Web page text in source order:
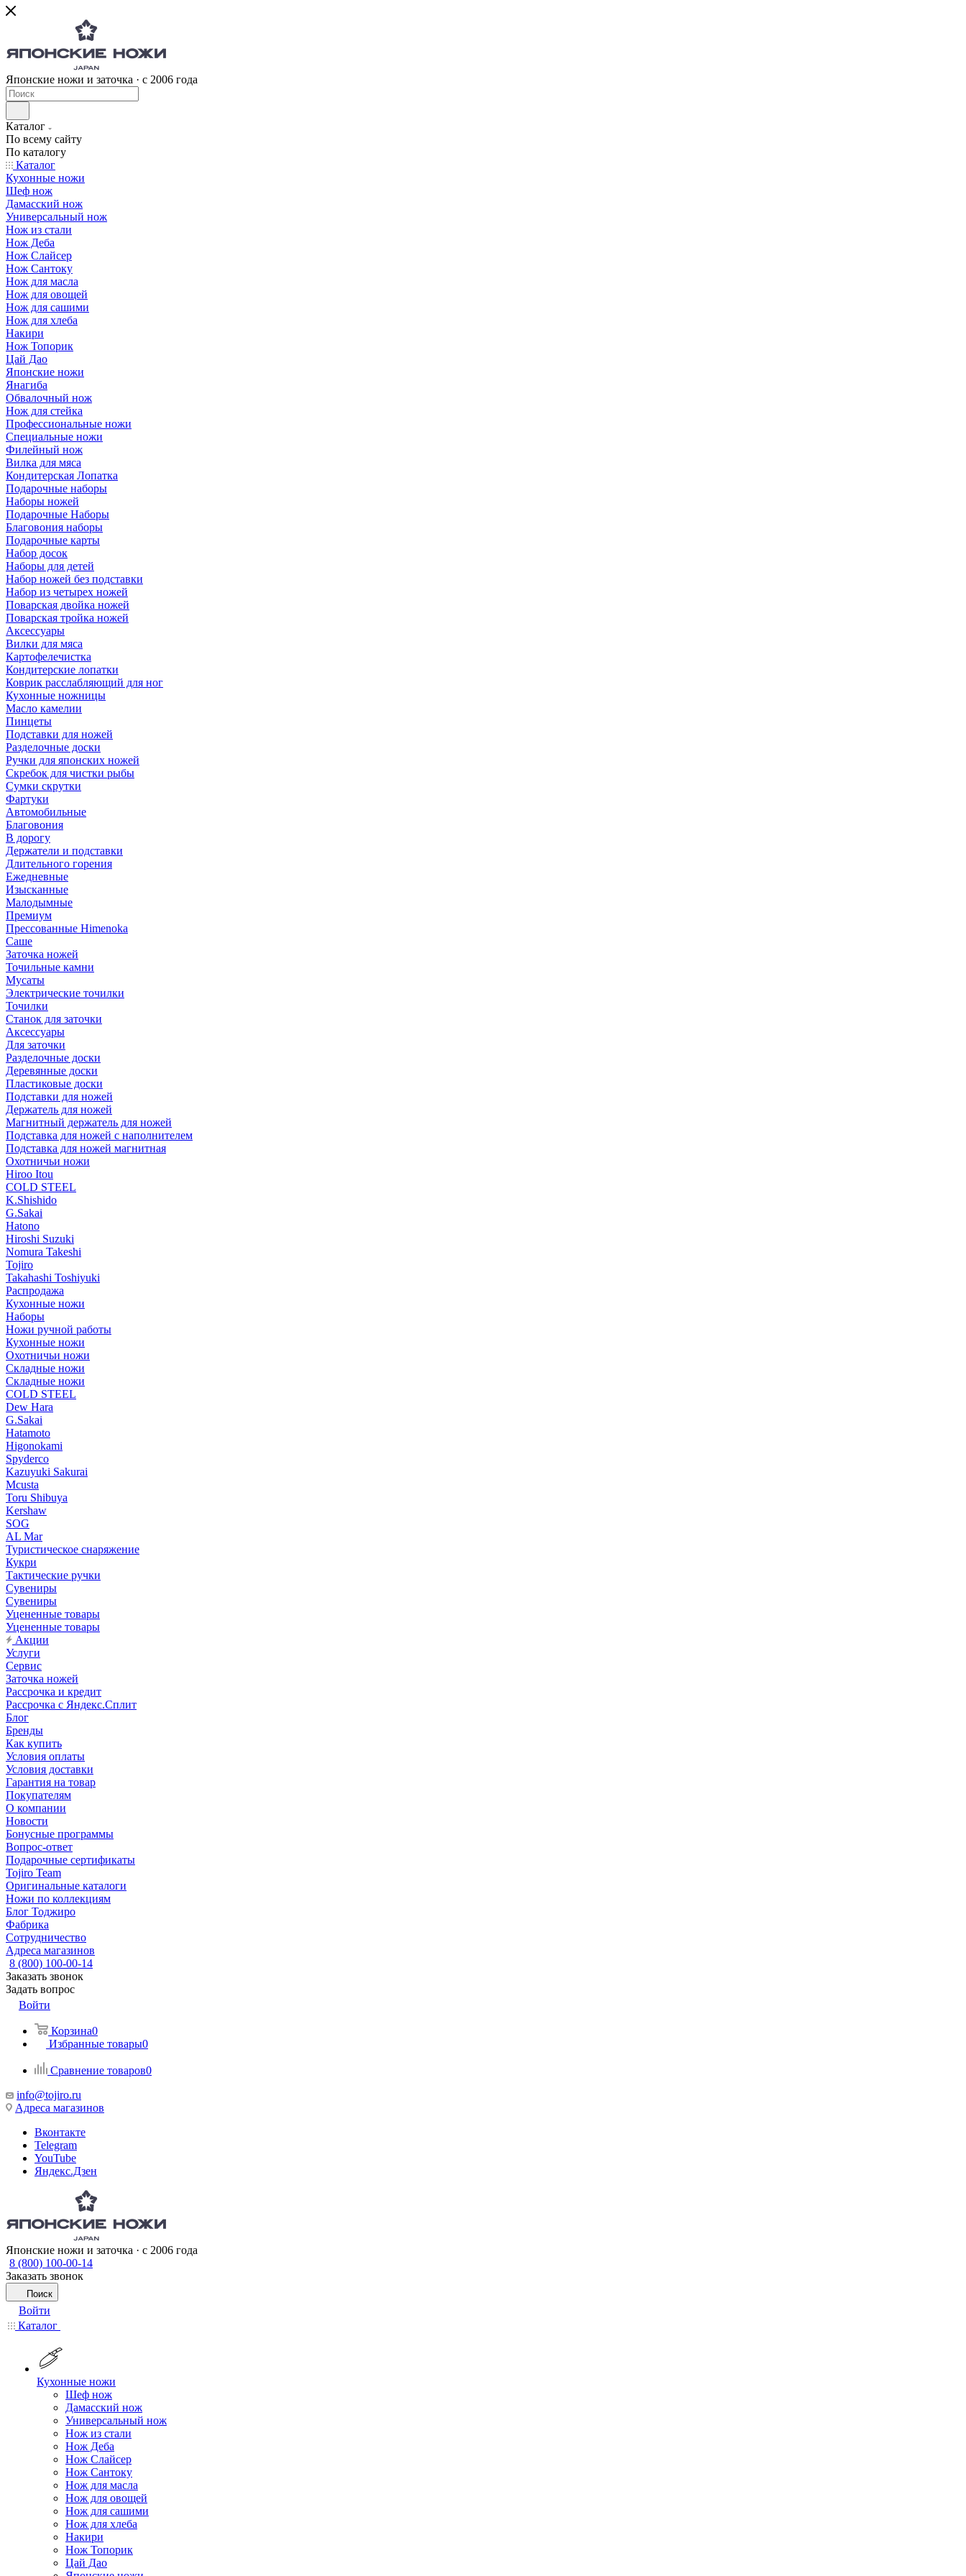
Японские ножи и заточка · с 2006 года
Каталог
По всему сайту
По каталогу
Каталог
Кухонные ножи
Шеф нож
Дамасский нож
Универсальный нож
Нож из стали
Нож Деба
Нож Слайсер
Нож Сантоку
Нож для масла
Нож для овощей
Нож для сашими
Нож для хлеба
Накири
Нож Топорик
Цай Дао
Японские ножи
Янагиба
Обвалочный нож
Нож для стейка
Профессиональные ножи
Специальные ножи
Филейный нож
Вилка для мяса
Кондитерская Лопатка
Подарочные наборы
Наборы ножей
Подарочные Наборы
Благовония наборы
Подарочные карты
Набор досок
Наборы для детей
Набор ножей без подставки
Набор из четырех ножей
Поварская двойка ножей
Поварская тройка ножей
Аксессуары
Вилки для мяса
Картофелечистка
Кондитерские лопатки
Коврик расслабляющий для ног
Кухонные ножницы
Масло камелии
Пинцеты
Подставки для ножей
Разделочные доски
Ручки для японских ножей
Скребок для чистки рыбы
Сумки скрутки
Фартуки
Автомобильные
Благовония
В дорогу
Держатели и подставки
Длительного горения
Ежедневные
Изысканные
Малодымные
Премиум
Прессованные Himenoka
Саше
Заточка ножей
Точильные камни
Мусаты
Электрические точилки
Точилки
Станок для заточки
Аксессуары
Для заточки
Разделочные доски
Деревянные доски
Пластиковые доски
Подставки для ножей
Держатель для ножей
Магнитный держатель для ножей
Подставка для ножей с наполнителем
Подставка для ножей магнитная
Охотничьи ножи
Hiroo Itou
COLD STEEL
K.Shishido
G.Sakai
Hatono
Hiroshi Suzuki
Nomura Takeshi
Tojiro
Takahashi Toshiyuki
Распродажа
Кухонные ножи
Наборы
Ножи ручной работы
Кухонные ножи
Охотничьи ножи
Складные ножи
Складные ножи
COLD STEEL
Dew Hara
G.Sakai
Hatamoto
Higonokami
Spyderco
Kazuyuki Sakurai
Mcusta
Toru Shibuya
Kershaw
SOG
AL Mar
Туристическое снаряжение
Кукри
Тактические ручки
Сувениры
Сувениры
Уцененные товары
Уцененные товары
Акции
Услуги
Сервис
Заточка ножей
Рассрочка и кредит
Рассрочка с Яндекс.Сплит
Блог
Бренды
Как купить
Условия оплаты
Условия доставки
Гарантия на товар
Покупателям
О компании
Новости
Бонусные программы
Вопрос-ответ
Подарочные сертификаты
Tojiro Team
Оригинальные каталоги
Ножи по коллекциям
Блог Тоджиро
Фабрика
Сотрудничество
Адреса магазинов
8 (800) 100-00-14
Заказать звонок
Задать вопрос
Войти
Корзина0
Избранные товары0
Сравнение товаров0
info@tojiro.ru
Адреса магазинов
Вконтакте
Telegram
YouTube
Яндекс.Дзен
Японские ножи и заточка · с 2006 года
8 (800) 100-00-14
Заказать звонок
Поиск
Войти
Каталог
Кухонные ножи
Шеф нож
Дамасский нож
Универсальный нож
Нож из стали
Нож Деба
Нож Слайсер
Нож Сантоку
Нож для масла
Нож для овощей
Нож для сашими
Нож для хлеба
Накири
Нож Топорик
Цай Дао